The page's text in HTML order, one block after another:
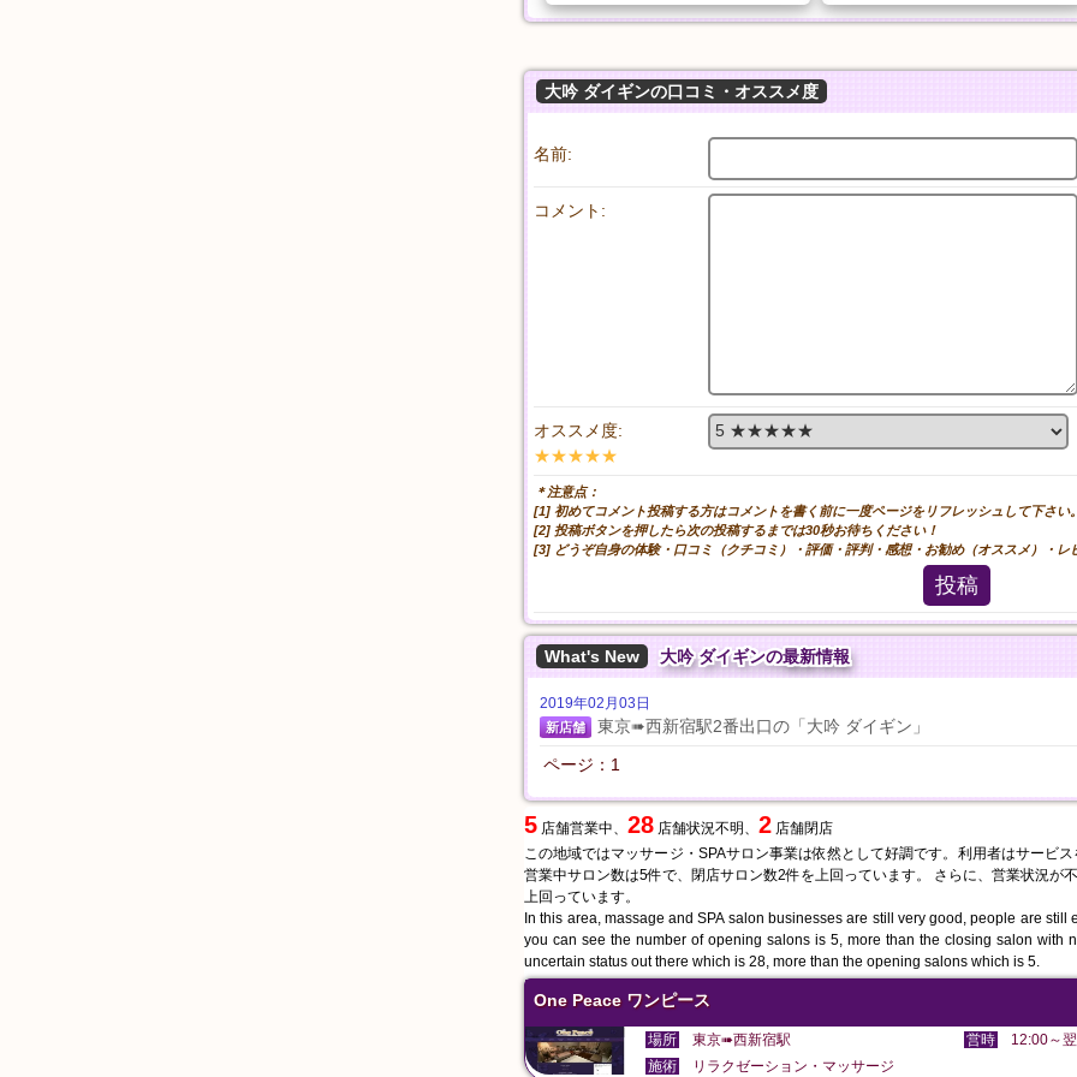
大吟 ダイギンの口コミ・オススメ度
名前:
コメント:
オススメ度:
★★★★★
＊注意点：
[1] 初めてコメント投稿する方はコメントを書く前に一度ページをリフレッシュして下さい
[2] 投稿ボタンを押したら次の投稿するまでは30秒お待ちください！
[3] どうぞ自身の体験・口コミ（クチコミ）・評価・評判・感想・お勧め（オススメ）・レ
投稿
What's New 大吟 ダイギンの最新情報
2019年02月03日
新店舗
東京➠西新宿駅2番出口の「大吟 ダイギン」
ページ：1
5 店舗営業中、 28 店舗状況不明、 2 店舗閉店
この地域ではマッサージ・SPAサロン事業は依然として好調です。利用者はサービ
営業中サロン数は5件で、閉店サロン数2件を上回っています。 さらに、営業状況が
上回っています。
In this area, massage and SPA salon businesses are still very good, people are
you can see the number of opening salons is 5, more than the closing salon with
uncertain status out there which is 28, more than the opening salons which is 5.
One Peace ワンピース
場所 東京➠西新宿駅 営時
12:00～
施術
リラクゼーション・マッサージ